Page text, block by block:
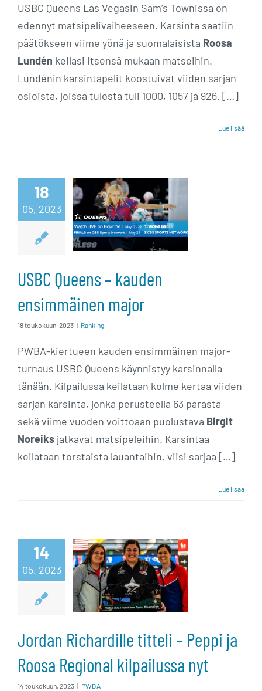
USBC Queens Las Vegasin Sam’s Townissa on
edennyt matsipelivaiheeseen. Karsinta saatiin
päätökseen viime yönä ja suomalaisista Roosa
Lundén keilasi itsensä mukaan matseihin.
Lundénin karsintapelit koostuivat viiden sarjan
osioista, joissa tulosta tuli 1000, 1057 ja 926. […]
Lue lisää
18
05, 2023
USBC Queens –
kauden
ensimmäinen
major
USBC Queens – kauden
ensimmäinen major
18 toukokuun, 2023 | Ranking
PWBA-kiertueen kauden ensimmäinen major-
turnaus USBC Queens käynnistyy karsinnalla
tänään. Kilpailussa keilataan kolme kertaa viiden
sarjan karsinta, jonka perusteella 63 parasta
sekä viime vuoden voittoaan puolustava Birgit
Noreiks jatkavat matsipeleihin. Karsintaa
keilataan torstaista lauantaihin, viisi sarjaa […]
Lue lisää
14
05, 2023
Richardille
titteli – Peppi ja
Roosa Regional
kilpailussa nyt
Jordan Richardille titteli – Peppi ja
Roosa Regional kilpailussa nyt
14 toukokuun, 2023 | PWBA